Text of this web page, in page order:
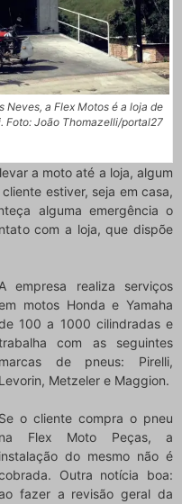
Neves, a Flex Motos é a loja de
Foto: João Thomazelli/portal27
a moto até a loja, algum
estiver, seja em casa,
alguma emergência o
com a loja, que dispõe
A empresa realiza serviços
motos Honda e Yamaha
100 a 1000 cilindradas e
com as seguintes
marcas de pneus: Pirelli,
Levorin, Metzeler e Maggion.
Se o cliente compra o pneu
na Flex Moto Peças, a
instalação do mesmo não é
Outra notícia boa:
fazer a revisão geral da